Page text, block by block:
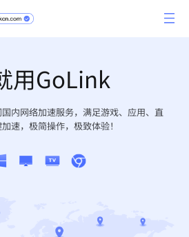
用GoLink
内网络加速服务，满足游戏、应用、直
速，极简操作，极致体验！